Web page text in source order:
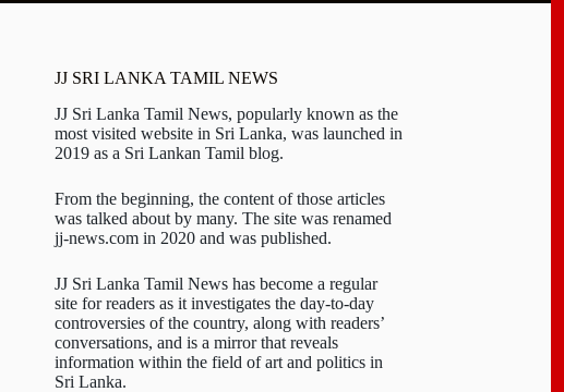
JJ SRI LANKA TAMIL NEWS
JJ Sri Lanka Tamil News, popularly known as the
most visited website in Sri Lanka, was launched in
2019 as a Sri Lankan Tamil blog.
From the beginning, the content of those articles
was talked about by many. The site was renamed
jj-news.com in 2020 and was published.
JJ Sri Lanka Tamil News has become a regular
site for readers as it investigates the day-to-day
controversies of the country, along with readers’
conversations, and is a mirror that reveals
information within the field of art and politics in
Sri Lanka.